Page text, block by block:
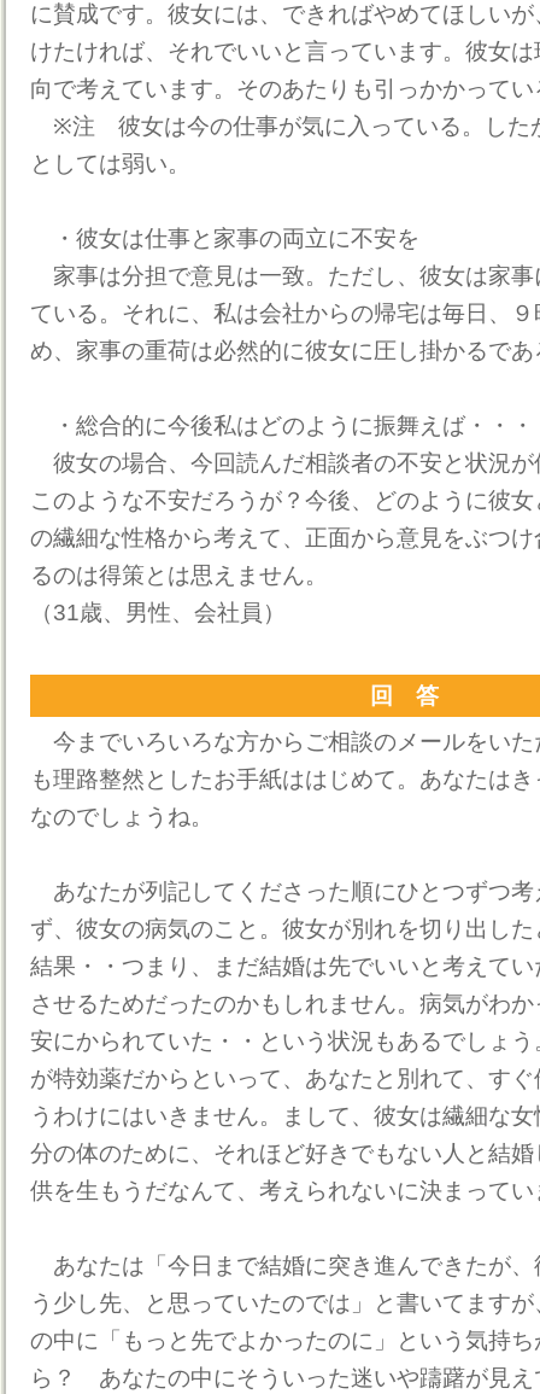
に賛成です。彼女には、できればやめてほしい
けたければ、それでいいと言っています。彼女
向で考えています。そのあたりも引っかかって
※注 彼女は今の仕事が気に入っている。した
としては弱い。
・彼女は仕事と家事の両立に不安を
家事は分担で意見は一致。ただし、彼女は家
ている。それに、私は会社からの帰宅は毎日、
め、家事の重荷は必然的に彼女に圧し掛かるであ
・総合的に今後私はどのように振舞えば・・・
彼女の場合、今回読んだ相談者の不安と状況
このような不安だろうが？今後、どのように彼
の繊細な性格から考えて、正面から意見をぶつ
るのは得策とは思えません。
（31歳、男性、会社員）
回 答
今までいろいろな方からご相談のメールをい
も理路整然としたお手紙ははじめて。あなたは
なのでしょうね。
あなたが列記してくださった順にひとつずつ考
ず、彼女の病気のこと。彼女が別れを切り出し
結果・・つまり、まだ結婚は先でいいと考えて
させるためだったのかもしれません。病気がわ
安にかられていた・・という状況もあるでしょ
が特効薬だからといって、あなたと別れて、す
うわけにはいきません。まして、彼女は繊細な
分の体のために、それほど好きでもない人と結
供を生もうだなんて、考えられないに決まってい
あなたは「今日まで結婚に突き進んできたが
う少し先、と思っていたのでは」と書いてます
の中に「もっと先でよかったのに」という気持
ら？ あなたの中にそういった迷いや躊躇が見え